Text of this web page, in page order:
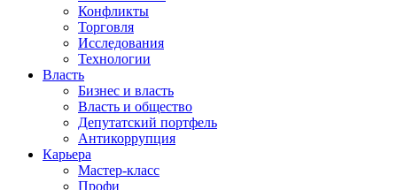
Конфликты
Торговля
Исследования
Технологии
Власть
Бизнес и власть
Власть и общество
Депутатский портфель
Антикоррупция
Карьера
Мастер-класс
Профи